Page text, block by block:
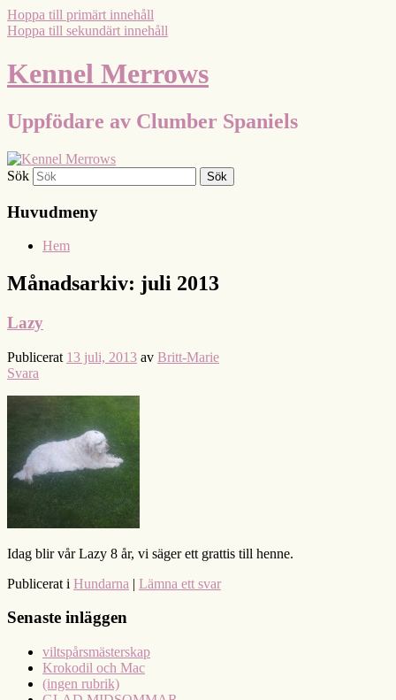
Hoppa till primärt innehåll
Hoppa till sekundärt innehåll
Kennel Merrows
Uppfödare av Clumber Spaniels
Sök
Huvudmeny
Hem
Månadsarkiv: juli 2013
Lazy
Publicerat 13 juli, 2013 av Britt-Marie
Svara
Idag blir vår Lazy 8 år, vi säger ett grattis till henne.
Publicerat i Hundarna | Lämna ett svar
Senaste inläggen
viltspårsmästerskap
Krokodil och Mac
(ingen rubrik)